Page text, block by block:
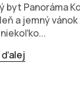
byt Panoráma
a jemný